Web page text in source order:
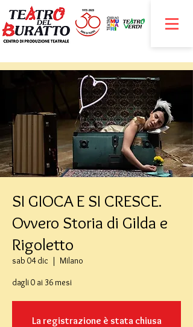
SI GIOCA E SI CRESCE.
Ovvero Storia di Gilda e
Rigoletto
sab 04 dic
  |
Milano
La registrazione è stata chiusa